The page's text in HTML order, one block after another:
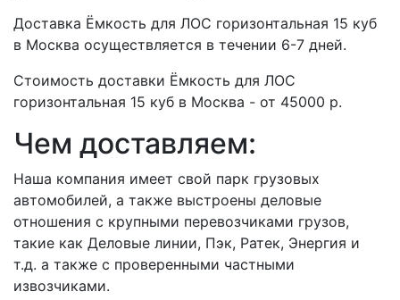
Доставка Ёмкость для ЛОС горизонтальная 15 куб
в Москва осуществляется в течении 6-7 дней.
Стоимость доставки Ёмкость для ЛОС
горизонтальная 15 куб в Москва - от 45000 р.
Чем доставляем:
Наша компания имеет свой парк грузовых
автомобилей, а также выстроены деловые
отношения с крупными перевозчиками грузов,
такие как Деловые линии, Пэк, Ратек, Энергия и
т.д. а также с проверенными частными
извозчиками.